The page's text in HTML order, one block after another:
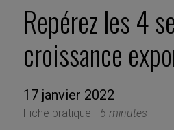
Repérez les 4
croissance
17 janvier 2022
Fiche pratique - 5 minutes